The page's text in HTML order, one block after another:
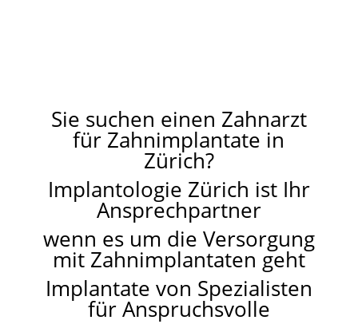
Sie suchen einen Zahnarzt
für Zahnimplantate in
Zürich?
Implantologie Zürich ist Ihr
Ansprechpartner
wenn es um die Versorgung
mit Zahnimplantaten geht
Implantate von Spezialisten
für Anspruchsvolle